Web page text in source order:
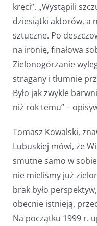
kręci”. „Wystąpili
dziesiątki aktorów, a
sztuczne. Po
na ironię, finałowa
Zielonogórzanie
stragany i tłumnie
Było jak zwykle
niż rok temu” –
Tomasz Kowalski,
Lubuskiej mówi, że
smutne samo w
nie mieliśmy już
brak było
obecnie istnieją,
Na początku 1999 r.